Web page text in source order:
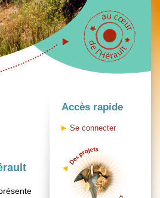
Accès rapide
Se connecter